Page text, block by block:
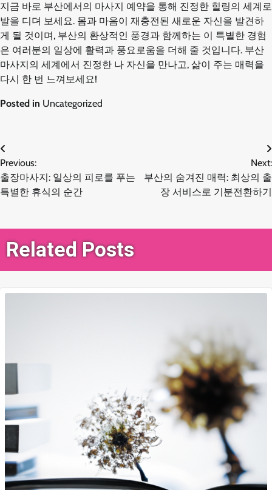
지금 바로 부산에서의 마사지 예약을 통해 진정한 힐링의 세계로
발을 디뎌 보세요. 몸과 마음이 재충전된 새로운 자신을 발견하
게 될 것이며, 부산의 환상적인 풍경과 함께하는 이 특별한 경험
은 여러분의 일상에 활력과 풍요로움을 더해 줄 것입니다. 부산
마사지의 세계에서 진정한 나 자신을 만나고, 삶이 주는 매력을
다시 한 번 느껴보세요!
Posted in Uncategorized
글
탐
색
Previous:
출장마사지: 일상의 피로를 푸는
특별한 휴식의 순간
Next:
부산의 숨겨진 매력: 최상의 출
장 서비스로 기분전환하기
Related Posts